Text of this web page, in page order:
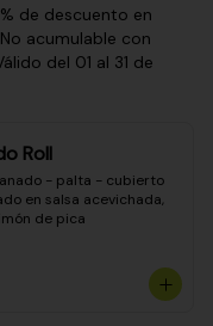
de descuento en
acumulable con
del 01 al 31 de
Roll
- palta - cubierto
en salsa acevichada,
de pica